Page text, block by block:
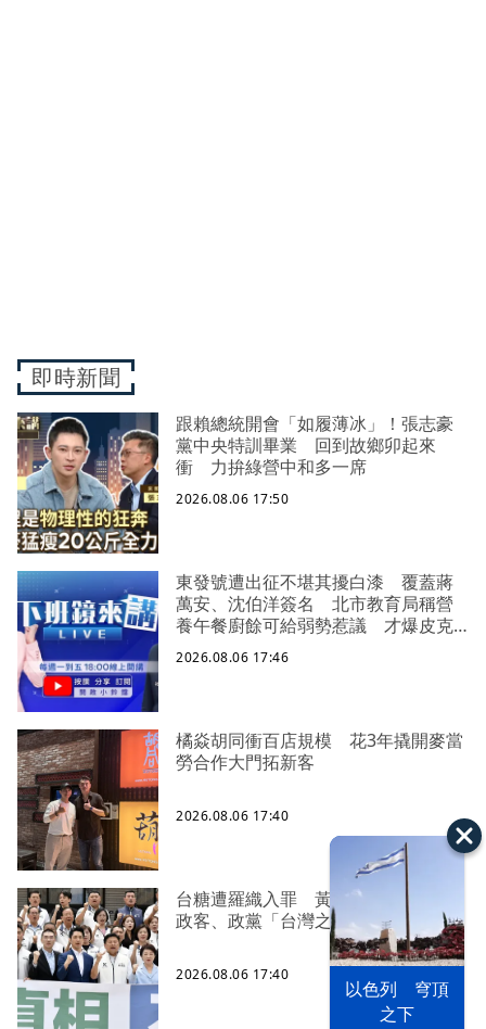
以色列 穹頂
之下
即時新聞
跟賴總統開會「如履薄冰」！張志豪
黨中央特訓畢業 回到故鄉卯起來
衝 力拚綠營中和多一席
2026.08.06 17:50
東發號遭出征不堪其擾白漆 覆蓋蔣
萬安、沈伯洋簽名 北市教育局稱營
養午餐廚餘可給弱勢惹議 才爆皮克
敏侵權 陳智菡幫柯文哲慶生又踩雷！
生日改戴電子手環 曝柯文哲想法：
2026.08.06 17:46
橘焱胡同衝百店規模 花3年撬開麥當
勞合作大門拓新客
2026.08.06 17:40
台糖遭羅織入罪 黃智賢批掩護中聯
政客、政黨「台灣之恥」
2026.08.06 17:40